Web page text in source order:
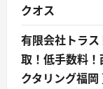
クオス
有限会社トラス
取！低手数料
クタリング福岡